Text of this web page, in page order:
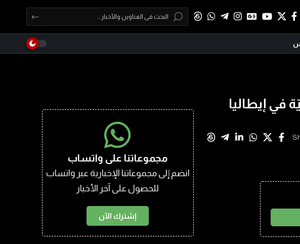
في إيطاليا
مجموعاتنا على واتساب
انضم إلى مجموعاتنا الإخبارية عبر واتساب
للحصول على آخر الأخبار
إشترك الآن